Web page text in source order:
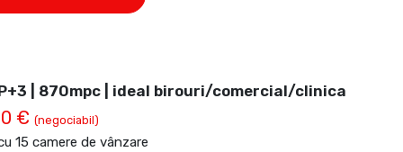
| 870mpc | ideal birouri/comercial/clinica
€ (negociabil)
15 camere de vânzare